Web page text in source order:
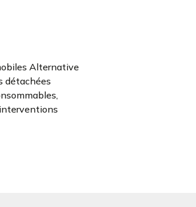
Alternative
détachées